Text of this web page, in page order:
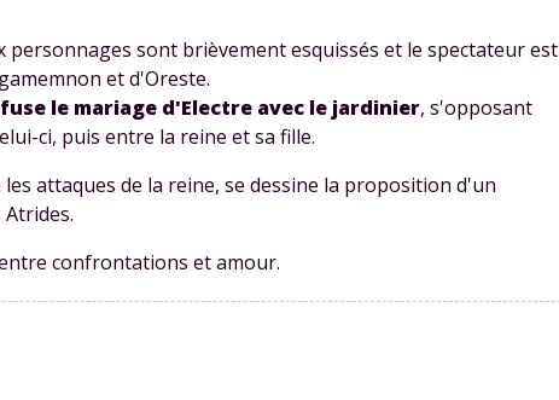
personnages sont brièvement esquissés et le spectateur est
et d'Oreste.
le mariage d'Electre avec le jardinier, s'opposant
ci, puis entre la reine et sa fille.
attaques de la reine, se dessine la proposition d'un
confrontations et amour.